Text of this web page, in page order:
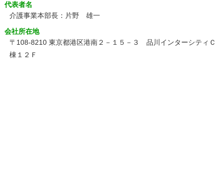
代表者名
介護事業本部長：片野 雄一
会社所在地
〒108-8210 東京都港区港南２－１５－３ 品川インターシティＣ
棟１２Ｆ